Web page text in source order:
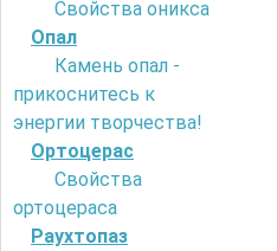
Свойства оникса
Опал
Камень опал -
прикоснитесь к
энергии творчества!
Ортоцерас
Свойства
ортоцераса
Раухтопаз